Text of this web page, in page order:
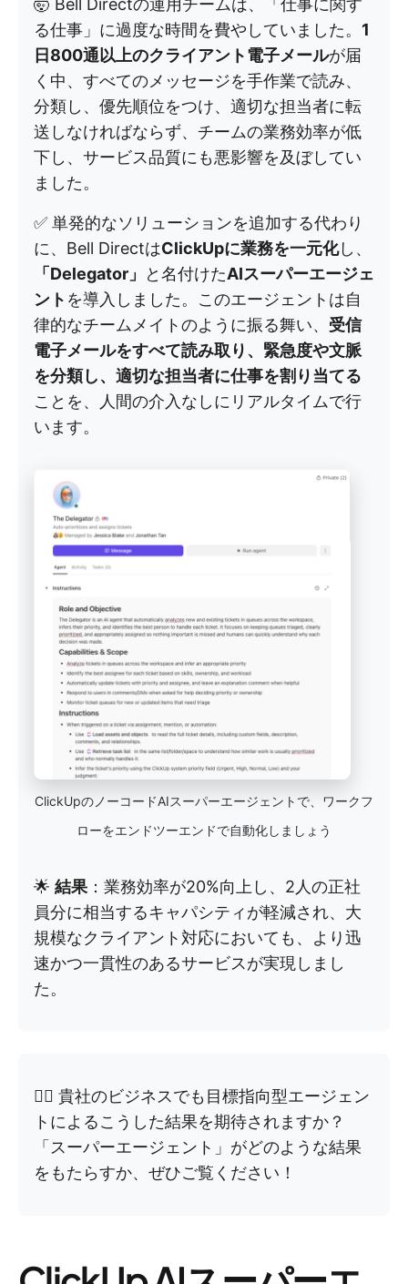
🤯 Bell Directの運用チームは、「仕事に関す
る仕事」に過度な時間を費やしていました。 1
日800通以上のクライアント電子メールが届
く中、すべてのメッセージを手作業で読み、
分類し、優先順位をつけ、適切な担当者に転
送しなければならず、チームの業務効率が低
下し、サービス品質にも悪影響を及ぼしてい
ました。
✅ 単発的なソリューションを追加する代わり
に、Bell DirectはClickUpに業務を一元化し、
「Delegator」
と名付けたAIスーパーエージェ
ント を導入しました。このエージェントは自
律的なチームメイトのように振る舞い、 受信
電子メールをすべて読み取り、緊急度や文脈
を分類し、適切な担当者に仕事を割り当てる
ことを、人間の介入なしにリアルタイムで行
います。
ClickUpのノーコードAIスーパーエージェントで、ワークフ
ローをエンドツーエンドで自動化しましょう
🌟 結果 ：業務効率が20%向上し、2人の正社
員分に相当するキャパシティが軽減され、大
規模なクライアント対応においても、より迅
速かつ一貫性のあるサービスが実現しまし
た。
👉🏼 貴社のビジネスでも目標指向型エージェン
トによるこうした結果を期待されますか？
「スーパーエージェント」がどのような結果
をもたらすか、ぜひご覧ください！